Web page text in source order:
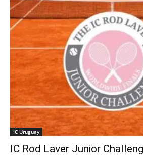
IC Uruguay
IC Rod Laver Junior